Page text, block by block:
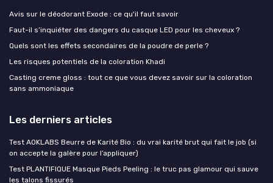
Avis sur le déodorant Exode : ce qu'il faut savoir
Faut-il s’inquiéter des dangers du casque LED pour les cheveux ?
Quels sont les effets secondaires de la poudre de perle ?
Les risques potentiels de la coloration Khadi
Casting creme gloss : tout ce que vous devez savoir sur la coloration
sans ammoniaque
Les derniers articles
Test AOKLABS Beurre de Karité Bio : du vrai karité brut qui fait le job (si
on accepte la galère pour l’appliquer)
Test PLANTIFIQUE Masque Pieds Peeling : le truc pas glamour qui sauve
les talons fissurés